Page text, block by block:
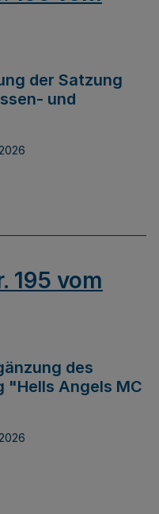
der Satzung
und
195 vom
des
"Hells Angels MC